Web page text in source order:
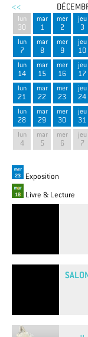
<<
lun
30
mar
1
mer
2
jeu
3
lun
7
mar
8
mer
9
jeu
10
lun
14
mar
15
mer
16
jeu
17
lun
21
mar
22
mer
23
jeu
24
lun
28
mar
29
mer
30
jeu
31
lun
4
mar
5
mer
6
jeu
7
Exposition
Livre & Lecture